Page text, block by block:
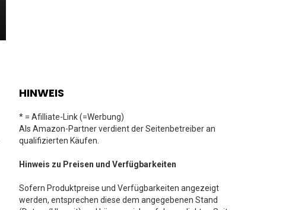
HINWEIS
* = Afilliate-Link (=Werbung)
Als Amazon-Partner verdient der Seitenbetreiber an
qualifizierten Käufen.
Hinweis zu Preisen und Verfügbarkeiten
Sofern Produktpreise und Verfügbarkeiten angezeigt
werden, entsprechen diese dem angegebenen Stand